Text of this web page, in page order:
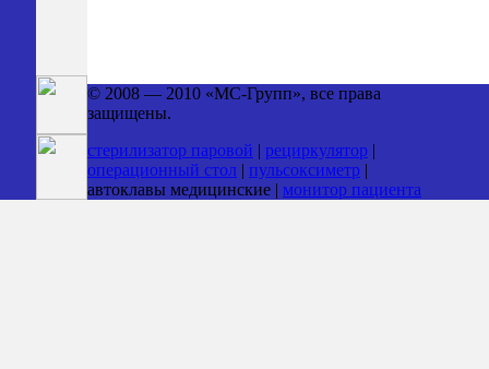
© 2008 — 2010 «МС-Групп», все права
защищены.
стерилизатор паровой | рециркулятор |
операционный стол | пульсоксиметр |
автоклавы медицинские | монитор пациента